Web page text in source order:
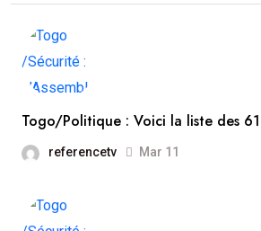
Togo/Politique : Voici la liste des 61
referencetv Mar 11